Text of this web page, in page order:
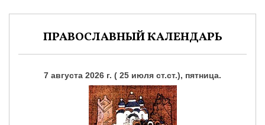
ПРАВОСЛАВНЫЙ КАЛЕНДАРЬ
7 августа 2026 г. ( 25 июля ст.ст.), пятница.